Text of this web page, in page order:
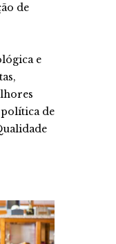
de
e
de